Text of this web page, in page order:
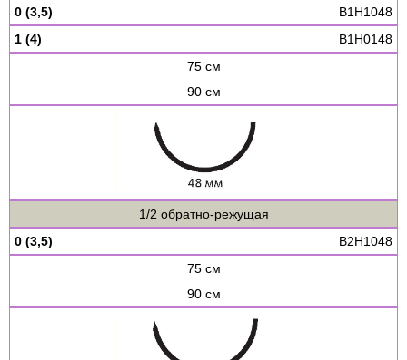
0 (3,5)
B1H1048
1 (4)
B1H0148
75 см
90 см
1/2 обратно-режущая
0 (3,5)
B2H1048
75 см
90 см